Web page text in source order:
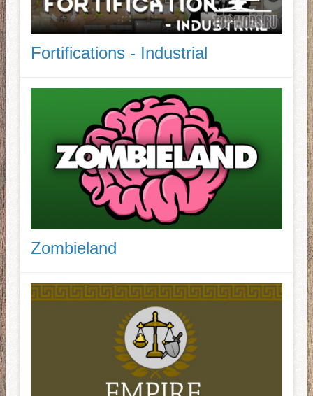
Fortifications - Industrial
Zombieland